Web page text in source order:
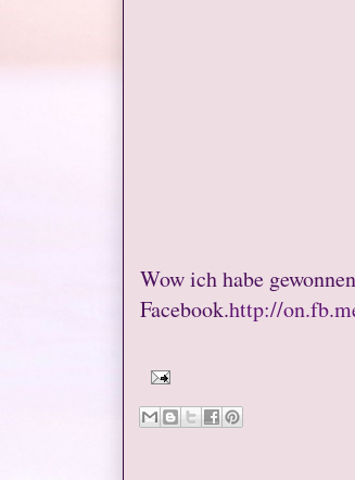
Wow ich habe
Facebook.http://